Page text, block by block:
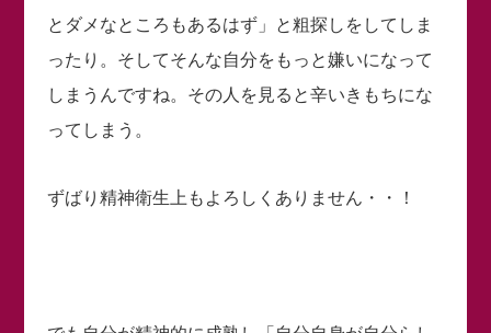
とダメなところもあるはず」と粗探しをしてしま
ったり。そしてそんな自分をもっと嫌いになって
しまうんですね。その人を見ると辛いきもちにな
ってしまう。
ずばり精神衛生上もよろしくありません・・！